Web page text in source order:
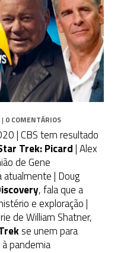
| 0 COMENTÁRIOS
| CBS tem resultado
Trek: Picard| Alex
de Gene
| Doug
, fala que a
e exploração |
de William Shatner,
se unem para
pandemia